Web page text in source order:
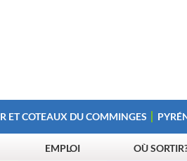
ET COTEAUX DU COMMINGES
EMPLOI OÙ